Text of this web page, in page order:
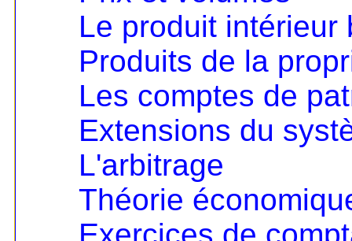
Le produit intérieur
Produits de la
Les comptes de
Extensions du
L'arbitrage
Théorie